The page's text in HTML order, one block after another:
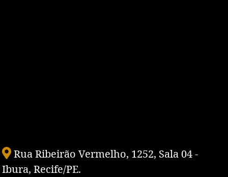
Rua Ribeirão Vermelho, 1252, Sala 04 -
Ibura, Recife/PE.